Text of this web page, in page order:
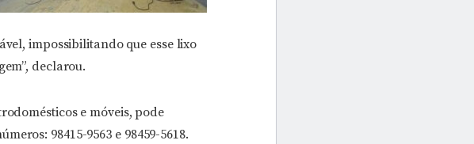
impossibilitando que esse lixo
declarou.
e móveis, pode
98415-9563 e 98459-5618.